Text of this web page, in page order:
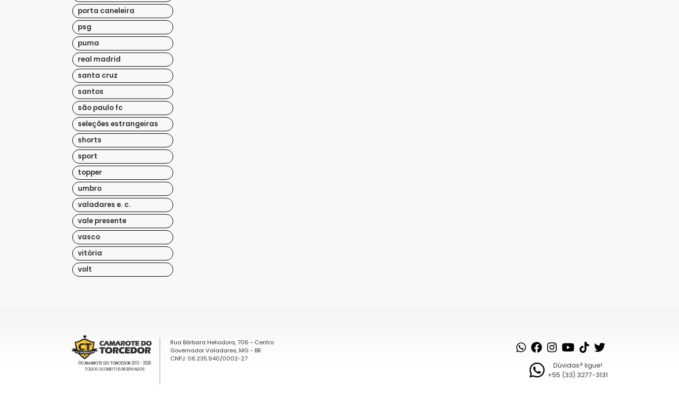
porta caneleira
psg
puma
real madrid
santa cruz
santos
são paulo fc
seleções estrangeiras
shorts
sport
topper
umbro
valadares e. c.
vale presente
vasco
vitória
volt
Rua Bárbara Heliodora, 706 - Centro
Governador Valadares, MG - BR
CNPJ: 06.235.940/0002-27
Dúvidas? ligue!
+55 (33) 3277-3131
©CAMAROTE DO TORCEDOR2013 - 2026
TODOS OS DIREITOS RESERVADOS